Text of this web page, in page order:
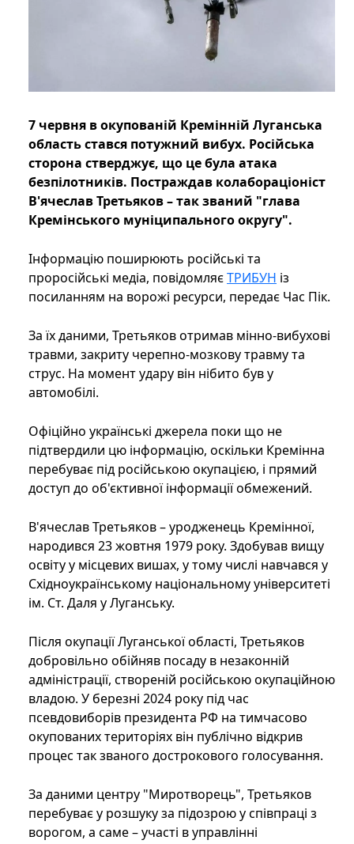
7 червня в окупованій Кремінній Луганська
область стався потужний вибух. Російська
сторона стверджує, що це була атака
безпілотників. Постраждав колабораціоніст
В'ячеслав Третьяков – так званий "глава
Кремінського муніципального округу".
Інформацію поширюють російські та
проросійські медіа, повідомляєТРИБУН із
посиланням на ворожі ресурси, передає Час Пік.
За їх даними, Третьяков отримав мінно-вибухові
травми, закриту черепно-мозкову травму та
струс. На момент удару він нібито був у
автомобілі.
Офіційно українські джерела поки що не
підтвердили цю інформацію, оскільки Кремінна
перебуває під російською окупацією, і прямий
доступ до об'єктивної інформації обмежений.
В'ячеслав Третьяков – уродженець Кремінної,
народився 23 жовтня 1979 року. Здобував вищу
освіту у місцевих вишах, у тому числі навчався у
Східноукраїнському національному університеті
ім. Ст. Даля у Луганську.
Після окупації Луганської області, Третьяков
добровільно обійняв посаду в незаконній
адміністрації, створеній російською окупаційною
владою. У березні 2024 року під час
псевдовиборів президента РФ на тимчасово
окупованих територіях він публічно відкрив
процес так званого дострокового голосування.
За даними центру "Миротворець", Третьяков
перебуває у розшуку за підозрою у співпраці з
ворогом, а саме – участі в управлінні